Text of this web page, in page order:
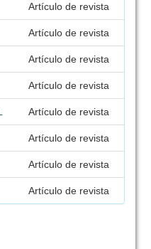
Artículo de revista
Artículo de revista
Artículo de revista
Artículo de revista
Artículo de revista
Artículo de revista
Artículo de revista
Artículo de revista